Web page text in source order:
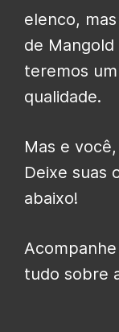
elenco,
de
teremos
qualidade.
Mas e
Deixe suas
abaixo!
tudo sobre